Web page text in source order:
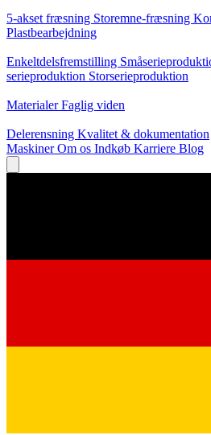
5-akset fræsning Storemne-fræsning
Plastbearbejdning
Enkeltdelsfremstilling
serieproduktion Storserieproduktion
MaterialerFaglig viden
Delerensning Kvalitet & dokumentation
MaskinerOm os Indkøb Karriere Blog